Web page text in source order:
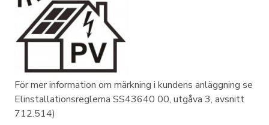
För mer information om märkning i kundens anläggning se
Elinstallationsreglerna SS43640 00, utgåva 3, avsnitt
712.514)